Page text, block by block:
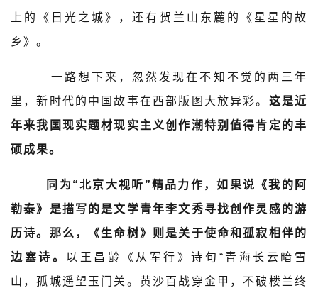
上的《日光之城》，还有贺兰山东麓的《星星的故
乡》。
一路想下来，忽然发现在不知不觉的两三年
里，新时代的中国故事在西部版图大放异彩。 这是近
年来我国现实题材现实主义创作潮特别值得肯定的丰
硕成果。
同为“北京大视听”精品力作，如果说《我的阿
勒泰》是描写的是文学青年李文秀寻找创作灵感的游
历诗。那么，《生命树》则是关于使命和孤寂相伴的
边塞诗。 以王昌龄《从军行》诗句“青海长云暗雪
山，孤城遥望玉门关。黄沙百战穿金甲，不破楼兰终